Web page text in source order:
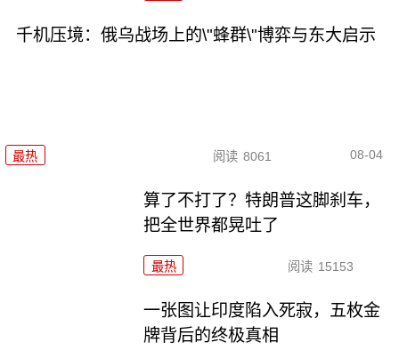
千机压境：俄乌战场上的\"蜂群\"博弈与东大启示
最热 阅读 8061 08-04
算了不打了？特朗普这脚刹车，
把全世界都晃吐了
最热 阅读 15153
一张图让印度陷入死寂，五枚金
牌背后的终极真相